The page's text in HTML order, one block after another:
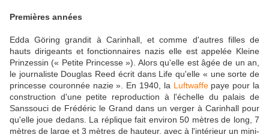
Premières années
Edda Göring grandit à Carinhall, et comme d'autres filles de
hauts dirigeants et fonctionnaires nazis elle est appelée Kleine
Prinzessin (« Petite Princesse »). Alors qu'elle est âgée de un an,
le journaliste Douglas Reed écrit dans Life qu'elle « une sorte de
princesse couronnée nazie ». En 1940, la Luftwaffepaye pour la
construction d'une petite reproduction à l'échelle du palais de
Sanssouci de Frédéric le Grand dans un verger à Carinhall pour
qu'elle joue dedans. La réplique fait environ 50 mètres de long, 7
mètres de large et 3 mètres de hauteur, avec à l'intérieur un mini-